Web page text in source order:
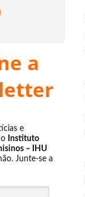
a
e
Instituto
– IHU
Junte-se a